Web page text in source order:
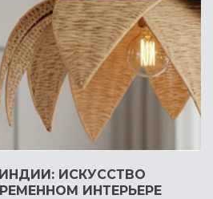
ИСКУССТВО
ИНТЕРЬЕРЕ